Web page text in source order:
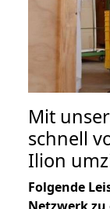
Mit
schnell
Ilion
Folgende